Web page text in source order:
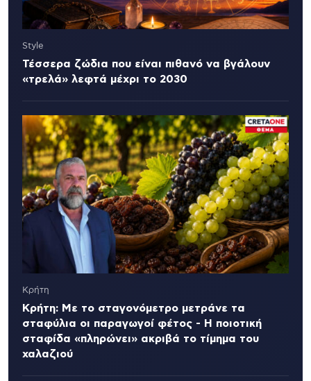
Style
Τέσσερα ζώδια που είναι πιθανό να βγάλουν
«τρελά» λεφτά μέχρι το 2030
Κρήτη
Κρήτη: Με το σταγονόμετρο μετράνε τα
σταφύλια οι παραγωγοί φέτος - Η ποιοτική
σταφίδα «πληρώνει» ακριβά το τίμημα του
χαλαζιού